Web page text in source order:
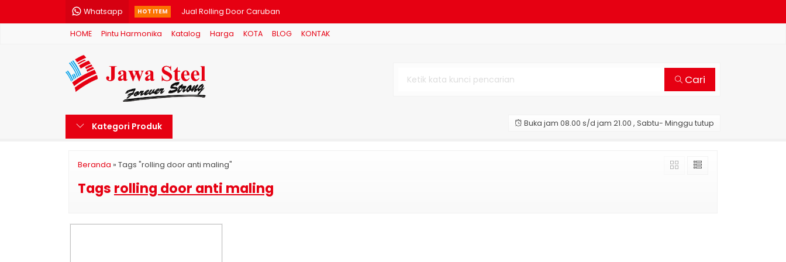
Whatsapp HOT ITEM Jual Rolling Door Caruban
Pintu Harmonika Minimalis Surabaya
Jual Rolling Door Bojonegoro
HOME Pintu Harmonika Katalog Harga KOTA BLOG KONTAK
Cari
Kategori Produk Buka jam 08.00 s/d jam 21.00 , Sabtu- Minggu tutup
Beranda » Tags "rolling door anti maling"
Tags rolling door anti maling